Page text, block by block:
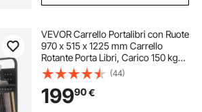
VEVOR Carrello Portalibri con Ruote
970 x 515 x 1225 mm Carrello
Rotante Porta Libri, Carico 150 kg
Ripiani a W Bifacciali con Ruote
Bloccabili 7,6 cm per Scaffali di
Casa, Ufficio e Scuola, Nero
(44)
19990€